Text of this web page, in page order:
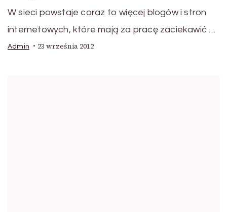
W sieci powstaje coraz to więcej blogów i stron
internetowych, które mają za pracę zaciekawić …
Admin 23 września 2012